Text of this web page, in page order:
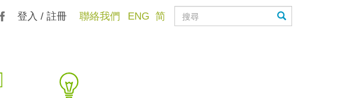
登入 / 註冊 聯絡我們 ENG 简